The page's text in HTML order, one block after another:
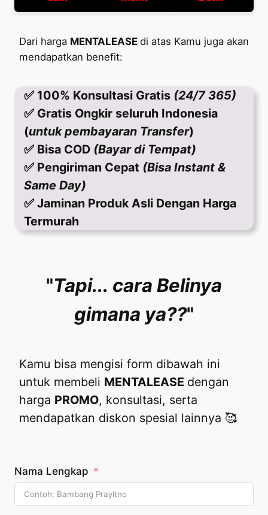
Dari harga MENTALEASE di atas Kamu juga akan
mendapatkan benefit:
✅ 100% Konsultasi Gratis (24/7 365)
✅ Gratis Ongkir seluruh Indonesia
(untuk pembayaran Transfer)
✅ Bisa COD (Bayar di Tempat)
✅ Pengiriman Cepat (Bisa Instant &
Same Day)
✅ Jaminan Produk Asli Dengan Harga
Termurah
"Tapi... cara Belinya
gimana ya??"
Kamu bisa mengisi form dibawah ini
untuk membeli MENTALEASE dengan
harga PROMO, konsultasi, serta
mendapatkan diskon spesial lainnya 🥰
Nama Lengkap